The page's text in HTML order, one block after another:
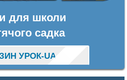
для школи
садка
УРОК-UA